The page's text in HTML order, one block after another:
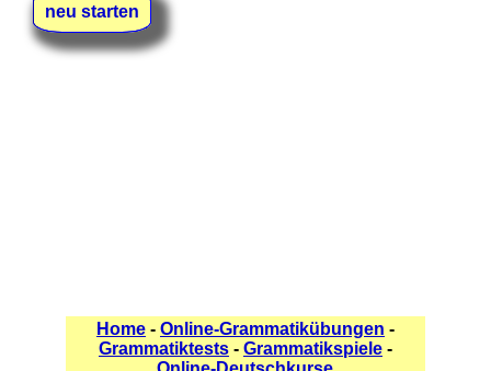
neu starten
Home- Online-Grammatikübungen -
Grammatiktests- Grammatikspiele-